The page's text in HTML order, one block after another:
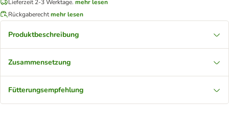
Lieferzeit 2-3 Werktage. mehr lesen
Rückgaberechtmehr lesen
Produktbeschreibung
Zusammensetzung
Fütterungsempfehlung